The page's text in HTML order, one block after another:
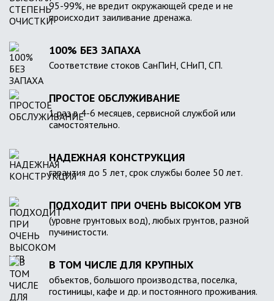
95-99%, не вредит окружающей среде и не
происходит заиливание дренажа.
100% БЕЗ ЗАПАХА
Соответствие стоков СанПиН, СНиП, СП.
ПРОСТОЕ ОБСЛУЖИВАНИЕ
1 раз в 4-6 месяцев, сервисной службой или
самостоятельно.
НАДЕЖНАЯ КОНСТРУКЦИЯ
гарантия до 5 лет, срок службы более 50 лет.
ПОДХОДИТ ПРИ ОЧЕНЬ ВЫСОКОМ УГВ
(уровне грунтовых вод), любых грунтов, разной
пучинистости.
В ТОМ ЧИСЛЕ ДЛЯ КРУПНЫХ
объектов, большого производства, поселка,
гостиницы, кафе и др. и постоянного проживания.